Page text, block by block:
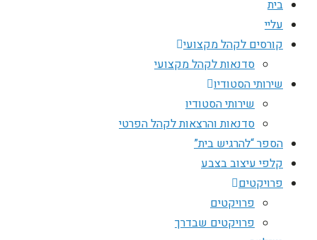
בית
עליי
קורסים לקהל מקצועי
סדנאות לקהל מקצועי
שירותי הסטודיו
שירותי הסטודיו
סדנאות והרצאות לקהל הפרטי
הספר “להרגיש בית”
קלפי עיצוב בצבע
פרויקטים
פרויקטים
פרויקטים שבדרך